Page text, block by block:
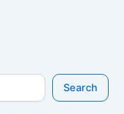
Search